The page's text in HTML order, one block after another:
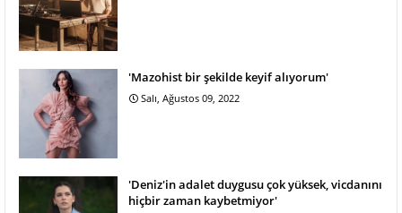
'Mazohist bir şekilde keyif alıyorum'
Salı, Ağustos 09, 2022
'Deniz'in adalet duygusu çok yüksek, vicdanını
hiçbir zaman kaybetmiyor'